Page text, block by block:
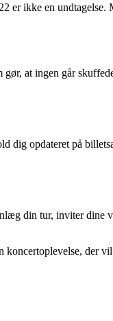
ikke en undtagelse.
at ingen går
dig opdateret på
din tur, inviter dine
der